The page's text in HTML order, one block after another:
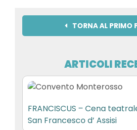
TORNA AL PRIMO
ARTICOLI
FRANCISCUS – Cena
San Francesco d’ Assisi